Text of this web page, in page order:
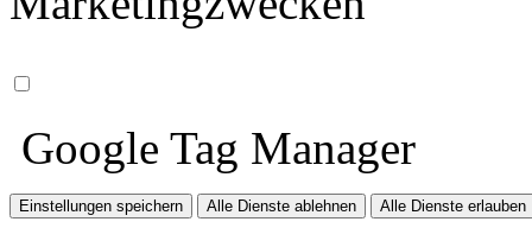
Google Tag Manager
Einstellungen speichern Alle Dienste ablehnen Alle Dienste erlauben